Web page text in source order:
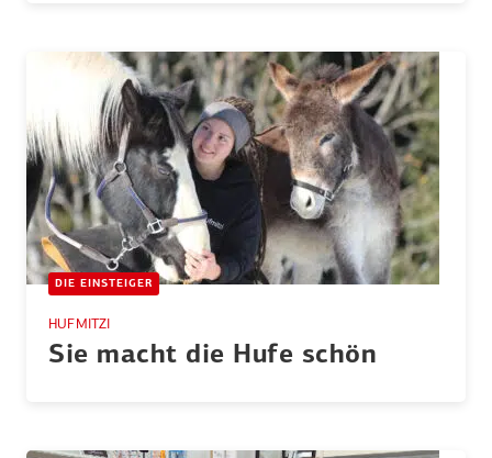
DIE EINSTEIGER
HUFMITZI
Sie macht die Hufe schön